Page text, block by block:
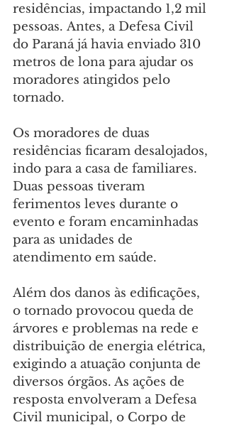
residências, impactando 1,2 mil
pessoas. Antes, a Defesa Civil
do Paraná já havia enviado 310
metros de lona para ajudar os
moradores atingidos pelo
tornado.
Os moradores de duas
residências ficaram desalojados,
indo para a casa de familiares.
Duas pessoas tiveram
ferimentos leves durante o
evento e foram encaminhadas
para as unidades de
atendimento em saúde.
Além dos danos às edificações,
o tornado provocou queda de
árvores e problemas na rede e
distribuição de energia elétrica,
exigindo a atuação conjunta de
diversos órgãos. As ações de
resposta envolveram a Defesa
Civil municipal, o Corpo de